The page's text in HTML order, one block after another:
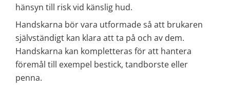
hänsyn till risk vid känslig hud.
Handskarna bör vara utformade så att brukaren
självständigt kan klara att ta på och av dem.
Handskarna kan kompletteras för att hantera
föremål till exempel bestick, tandborste eller
penna.